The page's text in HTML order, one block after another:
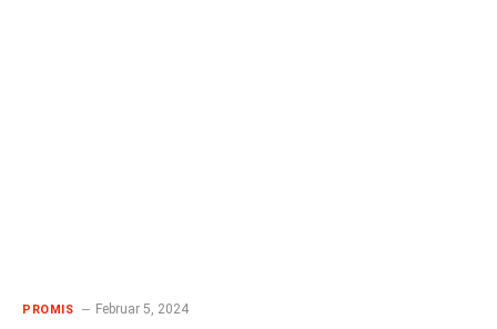
PROMIS Februar 5, 2024